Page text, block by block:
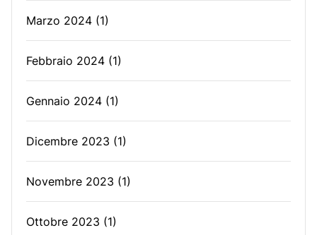
Marzo 2024 (1)
Febbraio 2024 (1)
Gennaio 2024 (1)
Dicembre 2023 (1)
Novembre 2023 (1)
Ottobre 2023 (1)